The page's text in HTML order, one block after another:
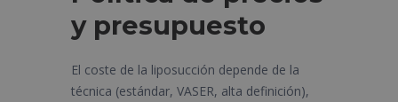
y presupuesto
El coste de la liposucción depende de la
técnica (estándar, VASER, alta definición),